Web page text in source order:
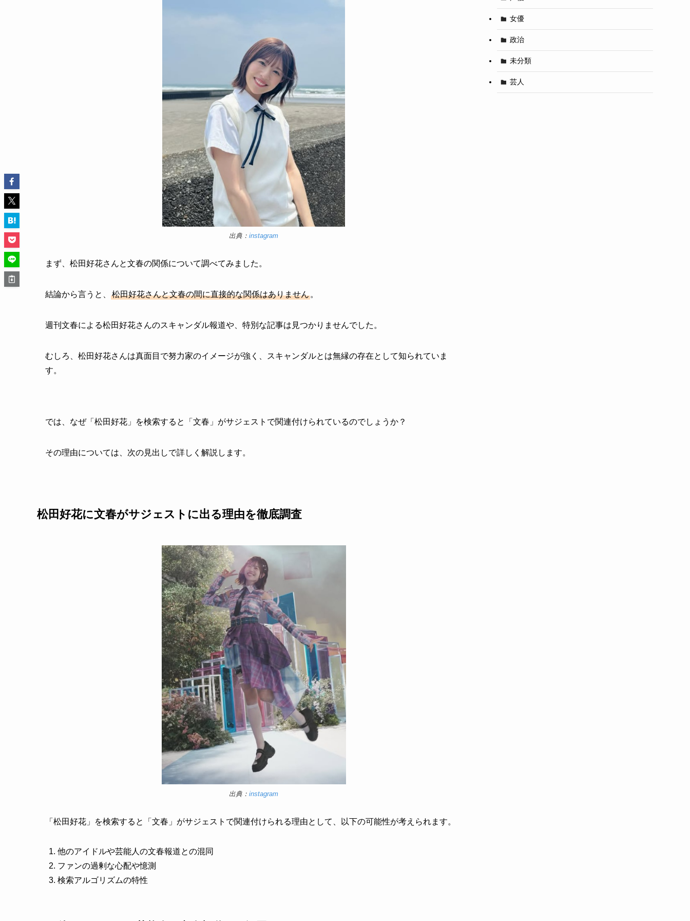
出典： instagram
まず、松田好花さんと文春の関係について調べてみました。
結論から言うと、 松田好花さんと文春の間に直接的な関係はありません。
週刊文春による松田好花さんのスキャンダル報道や、特別な記事は見つかりませんでした。
むしろ、松田好花さんは真面目で努力家のイメージが強く、スキャンダルとは無縁の存在として知られていま
す。
では、なぜ「松田好花」を検索すると「文春」がサジェストで関連付けられているのでしょうか？
その理由については、次の見出しで詳しく解説します。
松田好花に文春がサジェストに出る理由を徹底調査
出典： instagram
「松田好花」を検索すると「文春」がサジェストで関連付けられる理由として、以下の可能性が考えられます。
他のアイドルや芸能人の文春報道との混同
ファンの過剰な心配や憶測
検索アルゴリズムの特性
女優
政治
未分類
芸人